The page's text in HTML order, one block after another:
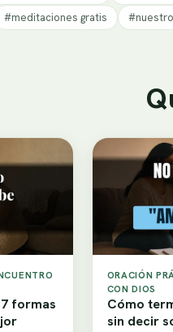
#meditaciones gratis
formas
ORACIÓN
CON DIOS
Cómo
sin decir